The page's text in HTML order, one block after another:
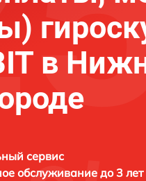
в
сервис
обслуживание до 3 лет